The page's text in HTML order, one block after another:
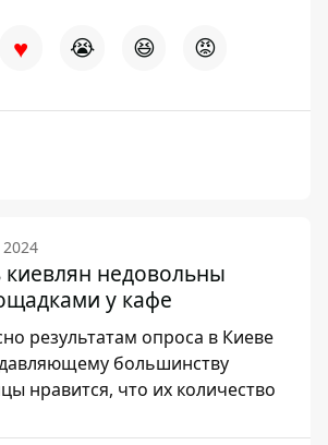
♥ 😭 😆 😡
киевлян недовольны
у кафе
результатам опроса в Киеве
большинству
нравится, что их количество